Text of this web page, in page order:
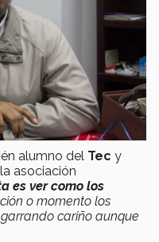
alumno del Tec y
asociación
es ver como los
o momento los
cariño aunque